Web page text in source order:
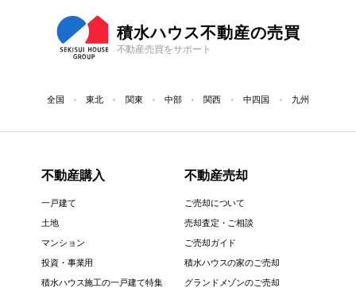
積水ハウス不動産の売買
不動産売買をサポート
全国 東北 関東 中部 関西 中四国 九州
不動産購入
一戸建て
土地
マンション
投資・事業用
積水ハウス施工の一戸建て特集
不動産売却
ご売却について
売却査定・ご相談
ご売却ガイド
積水ハウスの家のご売却
グランドメゾンのご売却